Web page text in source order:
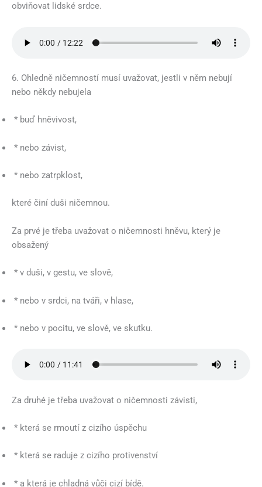
obviňovat lidské srdce.
6. Ohledně ničemností musí uvažovat, jestli v něm nebují
nebo někdy nebujela
* buď hněvivost,
* nebo závist,
* nebo zatrpklost,
které činí duši ničemnou.
Za prvé je třeba uvažovat o ničemnosti hněvu, který je
obsažený
* v duši, v gestu, ve slově,
* nebo v srdci, na tváři, v hlase,
* nebo v pocitu, ve slově, ve skutku.
Za druhé je třeba uvažovat o ničemnosti závisti,
* která se rmoutí z cizího úspěchu
* která se raduje z cizího protivenství
* a která je chladná vůči cizí bídě.